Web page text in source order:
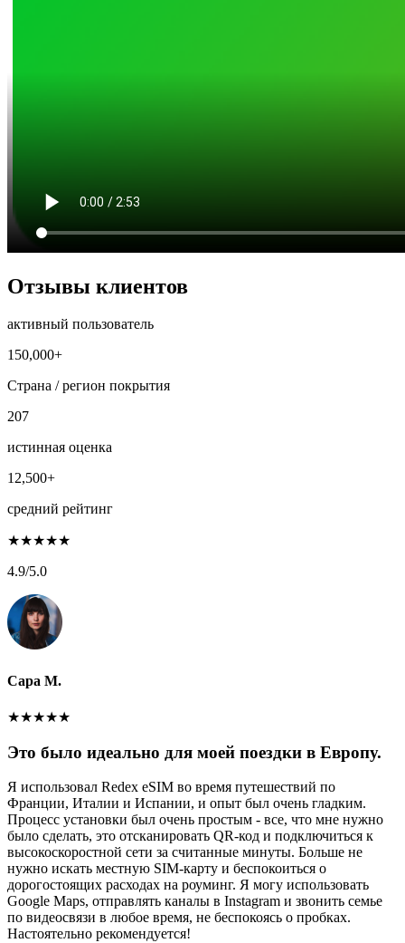
Отзывы клиентов
активный пользователь
150,000+
Страна / регион покрытия
207
истинная оценка
12,500+
средний рейтинг
★★★★★
4.9/5.0
Сара М.
★★★★★
Это было идеально для моей поездки в Европу.
Я использовал Redex eSIM во время путешествий по
Франции, Италии и Испании, и опыт был очень гладким.
Процесс установки был очень простым - все, что мне нужно
было сделать, это отсканировать QR-код и подключиться к
высокоскоростной сети за считанные минуты. Больше не
нужно искать местную SIM-карту и беспокоиться о
дорогостоящих расходах на роуминг. Я могу использовать
Google Maps, отправлять каналы в Instagram и звонить семье
по видеосвязи в любое время, не беспокоясь о пробках.
Настоятельно рекомендуется!